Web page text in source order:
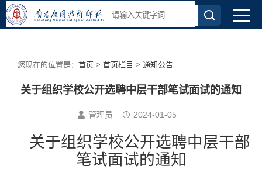
您现在的位置是： 首页 > 首页栏目 > 通知公告
关于组织学校公开选聘中层干部笔试面试的通知
管理员 2024-01-05
关于组织学校公开选聘中层干部
笔试面试的通知